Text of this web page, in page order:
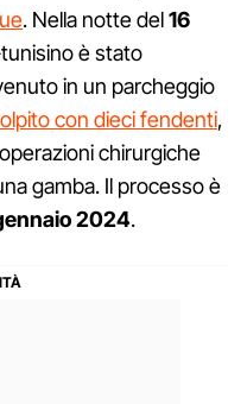
. Nella notte del16
è stato
in un parcheggio
con dieci fendenti,
chirurgiche
gamba. Il processo è
2024.